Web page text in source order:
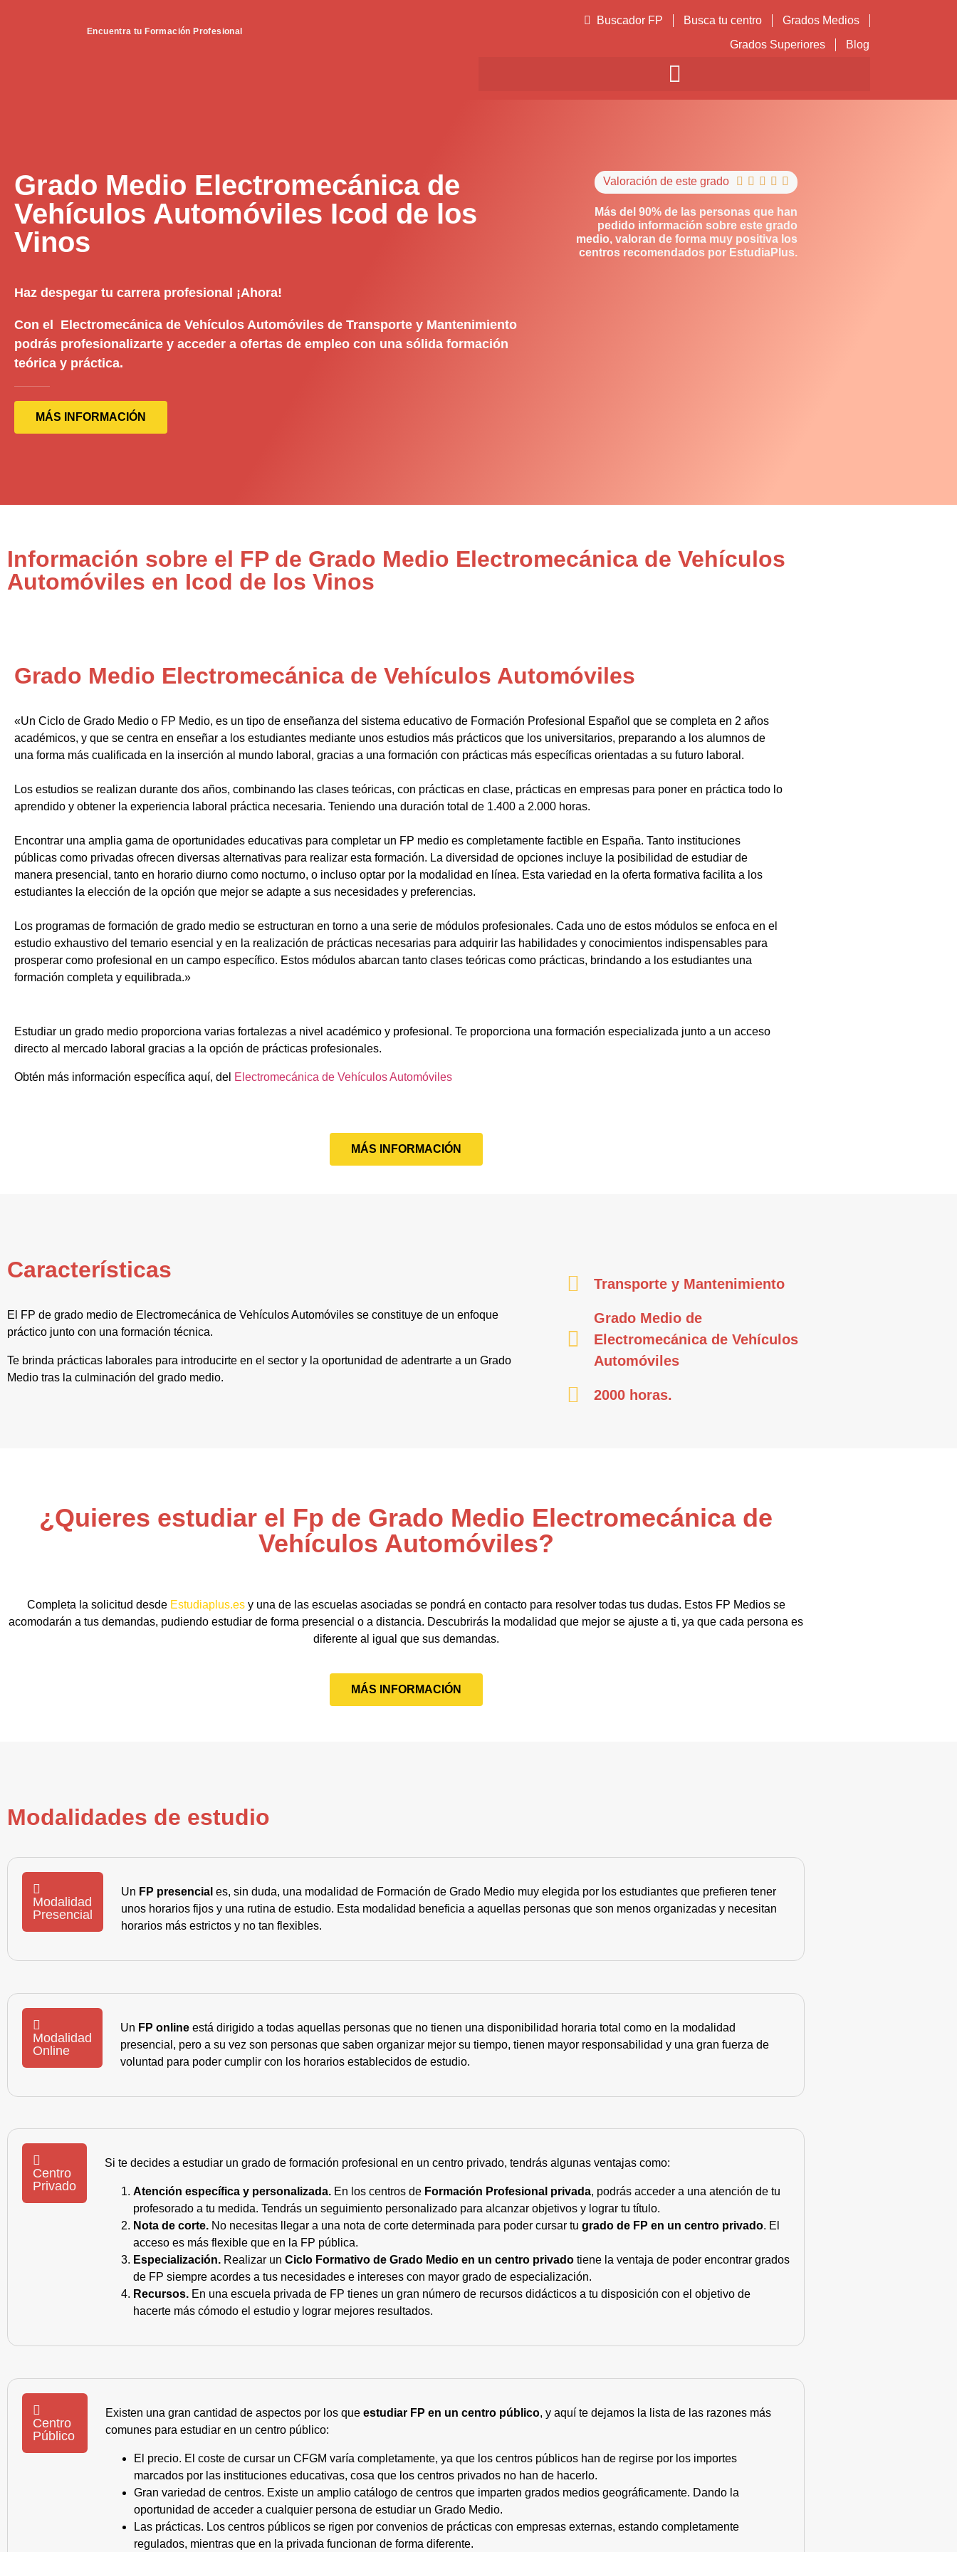
Encuentra tu Formación Profesional
Buscador FP Busca tu centro
Grados Medios
Grados Superiores
Blog
Grado Medio Electromecánica de
Vehículos Automóviles Icod de los
Vinos
Haz despegar tu carrera profesional ¡Ahora!
Con el Electromecánica de Vehículos Automóviles de Transporte y Mantenimiento
podrás profesionalizarte y acceder a ofertas de empleo con una sólida formación
teórica y práctica.
MÁS INFORMACIÓN
Valoración de este grado     
Más del 90% de las personas que han
pedido información sobre este grado
medio, valoran de forma muy positiva los
centros recomendados por EstudiaPlus.
Información sobre el FP de Grado Medio Electromecánica de Vehículos
Automóviles en Icod de los Vinos
Grado Medio Electromecánica de Vehículos Automóviles
«Un Ciclo de Grado Medio o FP Medio, es un tipo de enseñanza del sistema educativo de Formación Profesional Español que se completa en 2 años
académicos, y que se centra en enseñar a los estudiantes mediante unos estudios más prácticos que los universitarios, preparando a los alumnos de
una forma más cualificada en la inserción al mundo laboral, gracias a una formación con prácticas más específicas orientadas a su futuro laboral.
Los estudios se realizan durante dos años, combinando las clases teóricas, con prácticas en clase, prácticas en empresas para poner en práctica todo lo
aprendido y obtener la experiencia laboral práctica necesaria. Teniendo una duración total de 1.400 a 2.000 horas.
Encontrar una amplia gama de oportunidades educativas para completar un FP medio es completamente factible en España. Tanto instituciones
públicas como privadas ofrecen diversas alternativas para realizar esta formación. La diversidad de opciones incluye la posibilidad de estudiar de
manera presencial, tanto en horario diurno como nocturno, o incluso optar por la modalidad en línea. Esta variedad en la oferta formativa facilita a los
estudiantes la elección de la opción que mejor se adapte a sus necesidades y preferencias.
Los programas de formación de grado medio se estructuran en torno a una serie de módulos profesionales. Cada uno de estos módulos se enfoca en el
estudio exhaustivo del temario esencial y en la realización de prácticas necesarias para adquirir las habilidades y conocimientos indispensables para
prosperar como profesional en un campo específico. Estos módulos abarcan tanto clases teóricas como prácticas, brindando a los estudiantes una
formación completa y equilibrada.»
Estudiar un grado medio proporciona varias fortalezas a nivel académico y profesional. Te proporciona una formación especializada junto a un acceso
directo al mercado laboral gracias a la opción de prácticas profesionales.
Obtén más información específica aquí, del Electromecánica de Vehículos Automóviles
MÁS INFORMACIÓN
Características
El FP de grado medio de Electromecánica de Vehículos Automóviles se constituye de un enfoque
práctico junto con una formación técnica.
Te brinda prácticas laborales para introducirte en el sector y la oportunidad de adentrarte a un Grado
Medio tras la culminación del grado medio.
Transporte y Mantenimiento
Grado Medio de
Electromecánica de Vehículos
Automóviles
2000 horas.
¿Quieres estudiar el Fp de Grado Medio Electromecánica de
Vehículos Automóviles?
Completa la solicitud desde Estudiaplus.esy una de las escuelas asociadas se pondrá en contacto para resolver todas tus dudas. Estos FP Medios se
acomodarán a tus demandas, pudiendo estudiar de forma presencial o a distancia. Descubrirás la modalidad que mejor se ajuste a ti, ya que cada persona es
diferente al igual que sus demandas.
MÁS INFORMACIÓN
Modalidades de estudio
Modalidad
Presencial
Un FP presencial es, sin duda, una modalidad de Formación de Grado Medio muy elegida por los estudiantes que prefieren tener
unos horarios fijos y una rutina de estudio. Esta modalidad beneficia a aquellas personas que son menos organizadas y necesitan
horarios más estrictos y no tan flexibles.
Modalidad
Online
Un FP online está dirigido a todas aquellas personas que no tienen una disponibilidad horaria total como en la modalidad
presencial, pero a su vez son personas que saben organizar mejor su tiempo, tienen mayor responsabilidad y una gran fuerza de
voluntad para poder cumplir con los horarios establecidos de estudio.
Centro
Privado
Si te decides a estudiar un grado de formación profesional en un centro privado, tendrás algunas ventajas como:
Atención específica y personalizada. En los centros de Formación Profesional privada, podrás acceder a una atención de tu
profesorado a tu medida. Tendrás un seguimiento personalizado para alcanzar objetivos y lograr tu título.
Nota de corte. No necesitas llegar a una nota de corte determinada para poder cursar tu grado de FP en un centro privado. El
acceso es más flexible que en la FP pública.
Especialización. Realizar un Ciclo Formativo de Grado Medio en un centro privado tiene la ventaja de poder encontrar grados
de FP siempre acordes a tus necesidades e intereses con mayor grado de especialización.
Recursos. En una escuela privada de FP tienes un gran número de recursos didácticos a tu disposición con el objetivo de
hacerte más cómodo el estudio y lograr mejores resultados.
Centro
Público
Existen una gran cantidad de aspectos por los queestudiar FP en un centro público, y aquí te dejamos la lista de las razones más
comunes para estudiar en un centro público:
El precio. El coste de cursar un CFGM varía completamente, ya que los centros públicos han de regirse por los importes
marcados por las instituciones educativas, cosa que los centros privados no han de hacerlo.
Gran variedad de centros. Existe un amplio catálogo de centros que imparten grados medios geográficamente. Dando la
oportunidad de acceder a cualquier persona de estudiar un Grado Medio.
Las prácticas. Los centros públicos se rigen por convenios de prácticas con empresas externas, estando completamente
regulados, mientras que en la privada funcionan de forma diferente.